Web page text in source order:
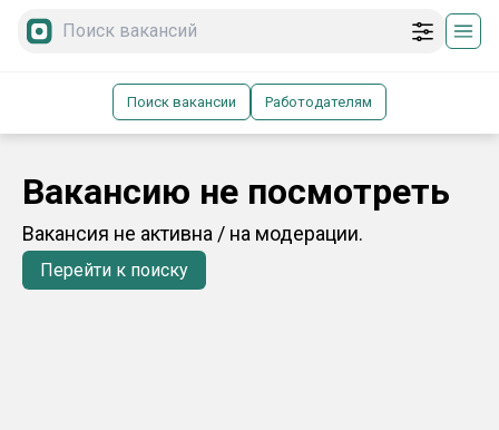
Поиск вакансии Работодателям
Вакансию не посмотреть
Вакансия не активна / на модерации.
Перейти к поиску